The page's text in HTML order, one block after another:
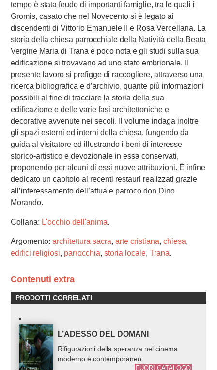
tempo è stata feudo di importanti famiglie, tra le quali i
Gromis, casato che nel Novecento si è legato ai
discendenti di Vittorio Emanuele II e Rosa Vercellana. La
storia della chiesa parrocchiale della Natività della Beata
Vergine Maria di Trana è poco nota e gli studi sulla sua
edificazione si trovavano ad uno stato embrionale. Il
presente lavoro si prefigge di raccogliere, attraverso una
ricerca bibliografica e d’archivio, quante più informazioni
possibili al fine di tracciare la storia della sua
edificazione e delle varie fasi architettoniche e
decorative avvenute nei secoli. Il volume indaga inoltre
gli spazi esterni ed interni della chiesa, fungendo da
guida al visitatore ed illustrando i beni di interesse
storico-artistico e devozionale in essa conservati,
proponendo per alcuni di essi nuove attribuzioni. È infine
dedicato un capitolo ai recenti restauri realizzati grazie
all’interessamento dell’attuale parroco don Dino
Morando.
Collana: L'occhio dell'anima.
Argomento: architettura sacra, arte cristiana, chiesa,
edifici religiosi, parrocchia, storia locale, Trana.
Contenuti extra
PRODOTTI CORRELATI
L’ADESSO DEL DOMANI
Rifigurazioni della speranza nel cinema
moderno e contemporaneo
FUORI CATALOGO